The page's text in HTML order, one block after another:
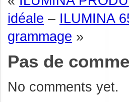
idéale – ILUMINA
grammage »
Pas de
No comments yet.